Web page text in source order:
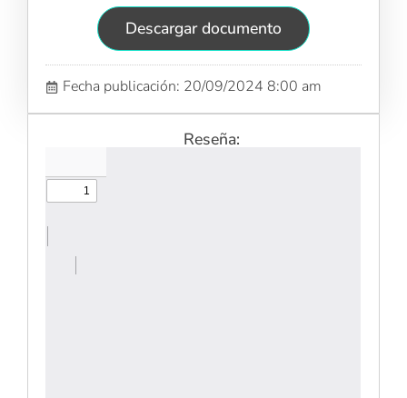
Descargar documento
Fecha publicación: 20/09/2024 8:00 am
Reseña: